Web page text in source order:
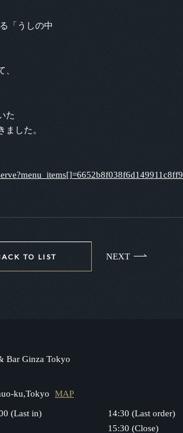
「うしの中
た
した。
TO LIST NEXT
Bar Ginza Tokyo
ku,Tokyo
MAP
(Last in)
14:30 (Last order)
15:30 (Close)